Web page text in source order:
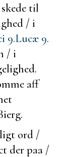
til
/ i
9.Lucæ 9.
/ i
aff
ord /
der paa /